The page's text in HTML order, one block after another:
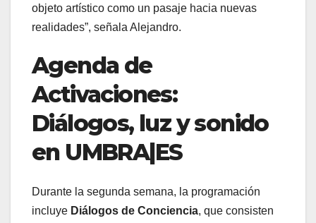
objeto artístico como un pasaje hacia nuevas
realidades”, señala Alejandro.
Agenda de
Activaciones:
Diálogos, luz y sonido
en UMBRA|ES
Durante la segunda semana, la programación
incluye Diálogos de Conciencia, que consisten